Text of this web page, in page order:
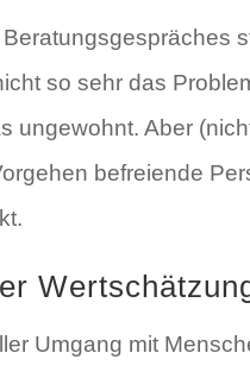
so sehr das
ungewohnt. Aber
befreiende
Umgang mit